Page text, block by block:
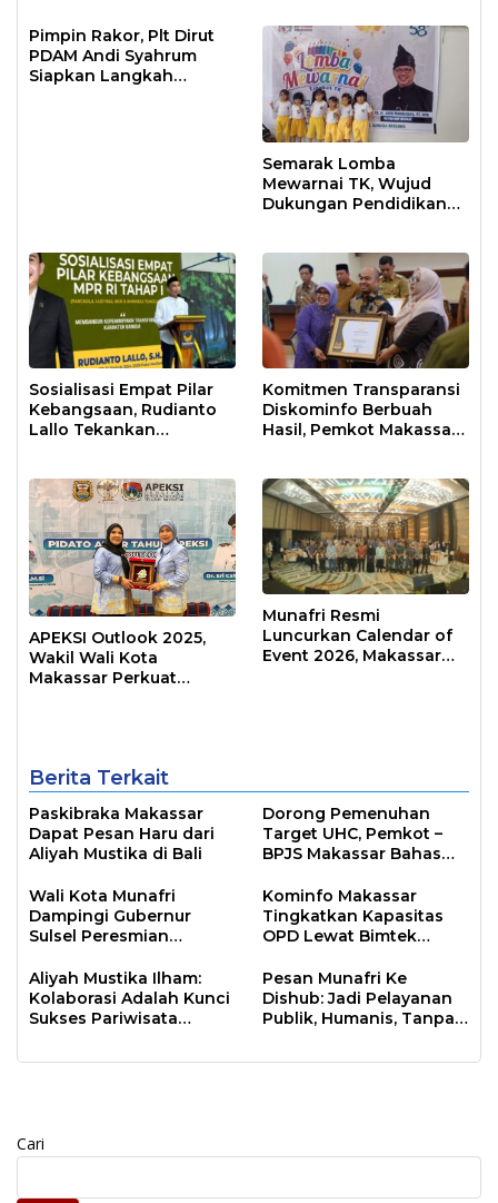
Pimpin Rakor, Plt Dirut
PDAM Andi Syahrum
Siapkan Langkah
Semarak Lomba
Mewarnai TK, Wujud
Dukungan Pendidikan
Sosialisasi Empat Pilar
Kebangsaan, Rudianto
Lallo Tekankan
Komitmen Transparansi
Diskominfo Berbuah
Hasil, Pemkot Makassar
APEKSI Outlook 2025,
Wakil Wali Kota
Makassar Perkuat
Munafri Resmi
Luncurkan Calendar of
Event 2026, Makassar
Berita Terkait
Paskibraka Makassar
Dapat Pesan Haru dari
Aliyah Mustika di Bali
Dorong Pemenuhan
Target UHC, Pemkot –
BPJS Makassar Bahas
Wali Kota Munafri
Dampingi Gubernur
Sulsel Peresmian
Samalona
Kominfo Makassar
Tingkatkan Kapasitas
OPD Lewat Bimtek
Aliyah Mustika Ilham:
Kolaborasi Adalah Kunci
Sukses Pariwisata
Pesan Munafri Ke
Dishub: Jadi Pelayanan
Publik, Humanis, Tanpa
Cari